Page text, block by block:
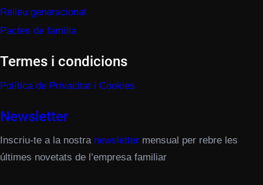
Relleu generacional
Pactes de família
Termes i condicions
Política de Privacitat i Cookies
Newsletter
Inscriu-te a la nostra newsletter mensual per rebre les
últimes novetats de l’empresa familiar